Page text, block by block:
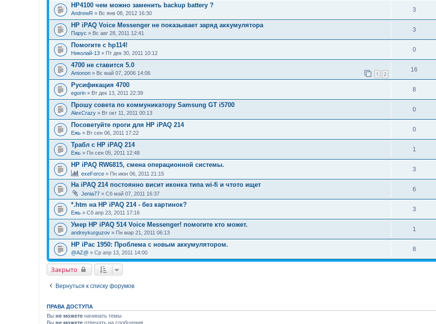
HP4100 чем можно заменить backup battery ?
AndrewR » Вс янв 08, 2012 16:30
3
HP iPAQ Voice Messenger не показывает заряд аккумулятора
Парус » Вс авг 28, 2011 12:41
3
Помогите с hp114!
Николай-13 » Пт дек 30, 2011 10:12
0
4700 не ставится 5.0
Antonon » Вс май 07, 2006 14:06 1 2
16
Русификация 4700
egorin » Вт дек 13, 2011 22:39
8
Прошу совета по коммуникатору Samsung GT i5700
AlexCrazy » Вт окт 11, 2011 00:13
0
Посоветуйте проги для НР iPAQ 214
Ежь » Вт сен 06, 2011 17:22
0
Трабл с HP iPAQ 214
Ежь » Пн сен 05, 2011 12:48
1
HP iPAQ RW6815, смена операционной системы.
exeForce » Пн июн 06, 2011 21:15
3
На iPAQ 214 постоянно висит иконка типа wi-fi и чтото ищет
Jenia77 » Сб май 07, 2011 16:37
6
*.htm на HP iPAQ 214 - без картинок?
Ежь » Сб апр 23, 2011 17:16
3
Умер HP iPAQ 514 Voice Messenger! помогите кто может.
andreykurguzov » Пн мар 21, 2011 06:13
1
HP iPac 1950: Проблема с новым аккумулятором.
@AZ@ » Ср апр 13, 2011 14:00
8
Закрыто
Вернуться к списку форумов
ПРАВА ДОСТУПА
Вы не можете начинать темы
Вы не можете отвечать на сообщения